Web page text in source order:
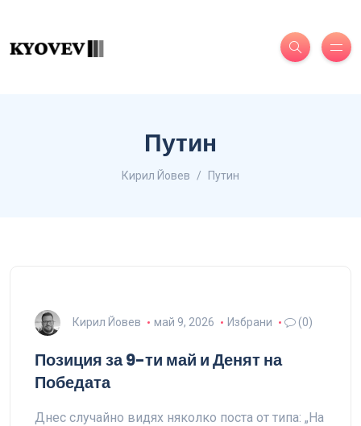
Путин
Кирил Йовев Путин
Кирил Йовев май 9, 2026 Избрани (0)
Позиция за 9-ти май и Денят на
Победата
Днес случайно видях няколко поста от типа: „На